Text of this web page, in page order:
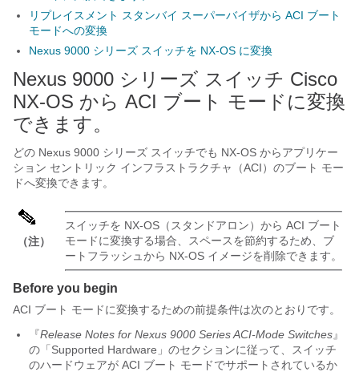
リプレイスメント スタンバイ スーパーバイザから ACI ブート
モードへの変換
Nexus 9000 シリーズ スイッチを NX-OS に変換
Nexus 9000 シリーズ スイッチ Cisco
NX-OS から ACI ブート モードに変換
できます。
どの Nexus 9000 シリーズ スイッチでも NX-OS からアプリケー
ション セントリック インフラストラクチャ（ACI）のブート モー
ドへ変換できます。
（注）
スイッチを NX-OS（スタンドアロン）から ACI ブート
モードに変換する場合、スペースを節約するため、ブ
ートフラッシュから NX-OS イメージを削除できます。
Before you begin
ACI ブート モードに変換するための前提条件は次のとおりです。
『Release Notes for Nexus 9000 Series ACI-Mode Switches』
の「Supported Hardware」のセクションに従って、スイッチ
のハードウェアが ACI ブート モードでサポートされているか